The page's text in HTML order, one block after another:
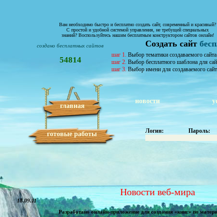
Вам необходимо быстро и бесплатно создать сайт, современный и красивый?
С простой и удобной системой управления, не требущей специальных
знаний? Воспользуйтесь нашим бесплатным конструктором сайтов онлайн!
создано бесплатных сайтов
54814
Создать сайт
шаг 1. Выбор тематики создаваемого сайта
шаг 2. Выбор бесплатного шаблона для
шаг 3.Выбор имени для создаваемого
готовые работы
главная
новости
Логин: Пароль:
Новости веб-мира
18.09.11
Разработано онлайн-приложение для создания «книг» по